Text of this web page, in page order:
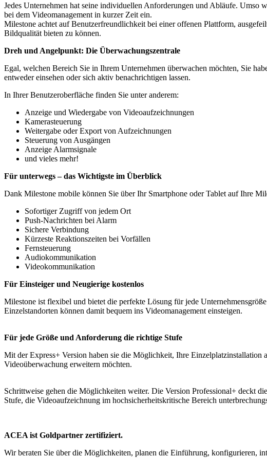
Jedes Unternehmen hat seine individuellen Anforderungen und Abläufe. Umso
bei dem Videomanagement in kurzer Zeit ein.
Milestone achtet auf Benutzerfreundlichkeit bei einer offenen Plattform,
Bildqualität bieten zu können.
Dreh und Angelpunkt: Die Überwachungszentrale
Egal, welchen Bereich Sie in Ihrem Unternehmen überwachen möchten, Sie
entweder einsehen oder sich aktiv benachrichtigen lassen.
In Ihrer Benutzeroberfläche finden Sie unter anderem:
Anzeige und Wiedergabe von Videoaufzeichnungen
Kamerasteuerung
Weitergabe oder Export von Aufzeichnungen
Steuerung von Ausgängen
Anzeige Alarmsignale
und vieles mehr!
Für unterwegs – das Wichtigste im Überblick
Dank Milestone mobile können Sie über Ihr Smartphone oder Tablet auf Ihre
Sofortiger Zugriff von jedem Ort
Push-Nachrichten bei Alarm
Sichere Verbindung
Kürzeste Reaktionszeiten bei Vorfällen
Fernsteuerung
Audiokommunikation
Videokommunikation
Für Einsteiger und Neugierige kostenlos
Milestone ist flexibel und bietet die perfekte Lösung für jede
Einzelstandorten können damit bequem ins Videomanagement einsteigen.
Für jede Größe und Anforderung die richtige Stufe
Mit der Express+ Version haben sie die Möglichkeit, Ihre Einzelplatzinstallation
Videoüberwachung erweitern möchten.
Schrittweise gehen die Möglichkeiten weiter. Die Version Professional+ deckt
Stufe, die Videoaufzeichnung im hochsicherheitskritische Bereich
ACEA ist Goldpartner zertifiziert.
Wir beraten Sie über die Möglichkeiten, planen die Einführung, konfigurieren,